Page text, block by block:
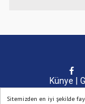
Sitemizden en iyi şekilde
Künye